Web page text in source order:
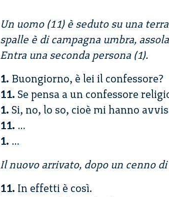
Un uomo (11) è seduto su una
spalle è di campagna umbra,
Entra una seconda persona (1).
1. Buongiorno, è lei il confessore?
11. Se pensa a un confessore
1. Si, no, lo so, cioè mi hanno
11. …
1. …
Il nuovo arrivato, dopo un cenno
11. In effetti è così.